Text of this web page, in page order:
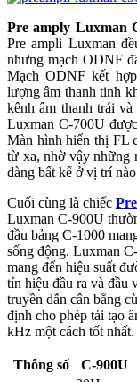
Pre amply Luxman
Pre ampli Luxman
nhưng mạch ODNF
Mạch ODNF kết
lượng âm thanh tinh
kênh âm thanh trái
Luxman C-700U
Màn hình hiển thị FL
từ xa, nhờ vậy những
dàng bất kể ở vị trí
Cuối cùng là chiếc
Luxman C-900U
đầu bảng C-1000
sống động. Luxman
mang đến hiệu suất
tín hiệu đầu ra và đầu
truyền dẫn cân bằng
định cho phép tái tạo
kHz một cách tốt nhất.
Thông số C-900U